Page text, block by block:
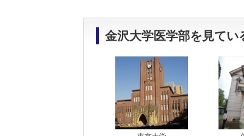
金沢大学医学部を見てい